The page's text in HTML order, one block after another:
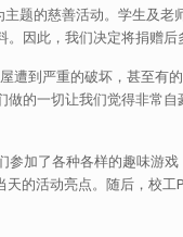
题的慈善活动。学生及
因此，我们决定将捐赠后
遭到严重的破坏，甚至
的一切让我们觉得非常
参加了各种各样的趣味
的活动亮点。随后，校